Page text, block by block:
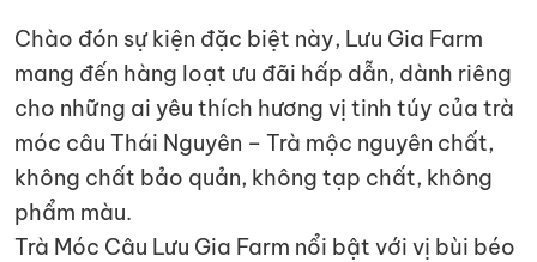
cho
sức
khỏe
Chào đón sự kiện đặc biệt này, Lưu Gia Farm
mang đến hàng loạt ưu đãi hấp dẫn, dành riêng
cho những ai yêu thích hương vị tinh túy của trà
móc câu Thái Nguyên – Trà mộc nguyên chất,
không chất bảo quản, không tạp chất, không
phẩm màu.
Trà Móc Câu Lưu Gia Farm nổi bật với vị bùi béo